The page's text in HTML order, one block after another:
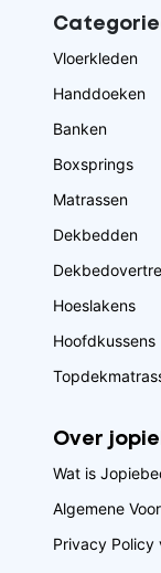
Vloerkleden
Handdoeken
Banken
Boxsprings
Matrassen
Dekbedden
Hoeslakens
Hoofdkussens
Over
Wat is
Algemene
Privacy Policy